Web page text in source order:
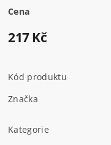
Cena
217 Kč
Kód produktu
Značka
Kategorie